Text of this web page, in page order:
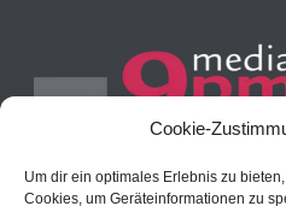
Cookie-
Um dir ein optimales Erlebnis zu
Cookies, um Geräteinformationen zu
Reimerstwiete 22